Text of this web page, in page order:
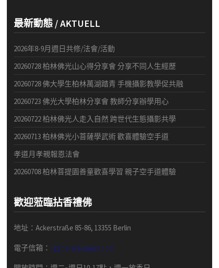
最新動態 / AKTUELL
2026年8-9月週日共修/法會/活動
20260728 柏林佛光山心得分享會 分享不同人生經歷
20260728 佛大學生柏林萬湖踏青 手機攝影教學促共融
20260723 佛光大學柏林分享會 教師分享辦學用心
20260722 柏林佛光人走入自然 跨世代生態攝影共學
20260713 柏林佛光小菩薩學武術 歡喜體驗空手道
孝道月孝親報恩法會
20260708 柏林菩提園善童歡喜學習 親子空手道體驗
歡迎蒞臨拈香禮佛
地址：Ackerstraße 85-86, 13355 Berlin
電子信箱： fgsberlin@gmail.com